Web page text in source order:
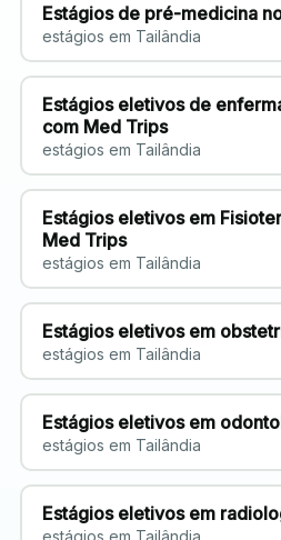
Estágios de pré-medicina
estágios em Tailândia
Estágios eletivos de
com Med Trips
estágios em Tailândia
Estágios eletivos em
Med Trips
estágios em Tailândia
Estágios eletivos em
estágios em Tailândia
Estágios eletivos em
estágios em Tailândia
Estágios eletivos em
estágios em Tailândia